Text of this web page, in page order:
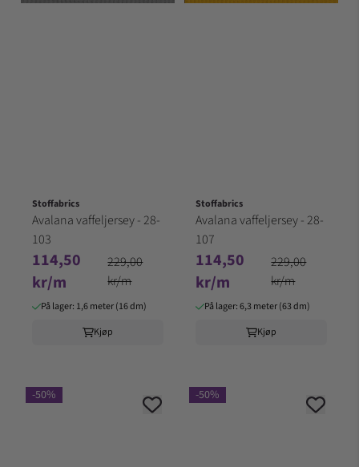
Stoffabrics
Avalana vaffeljersey - 28-
103
114,50
kr/m
229,00
kr/m
På lager: 1,6 meter (16 dm)
Kjøp
Stoffabrics
Avalana vaffeljersey - 28-
107
114,50
kr/m
229,00
kr/m
På lager: 6,3 meter (63 dm)
Kjøp
-50% -50%